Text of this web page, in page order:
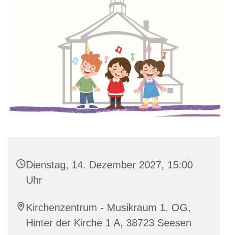
Dienstag, 14. Dezember 2027, 15:00
Uhr
Kirchenzentrum - Musikraum 1. OG,
Hinter der Kirche 1 A, 38723 Seesen